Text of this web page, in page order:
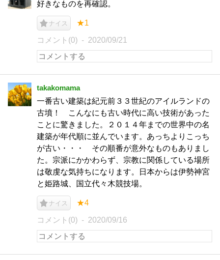
好きなものを再確認。
ナイス ★1
コメント(0) 2020/09/21
takakomama
一番古い建築は紀元前３３世紀のアイルランドの
古墳！ こんなにも古い時代に高い技術があった
ことに驚きました。２０１４年までの世界中の名
建築が年代順に並んでいます。あっちよりこっち
が古い・・・ その順番が意外なものもありまし
た。宗派にかかわらず、宗教に関係している場所
は敬虔な気持ちになります。日本からは伊勢神宮
と姫路城、国立代々木競技場。
ナイス ★4
コメント(0) 2020/09/16